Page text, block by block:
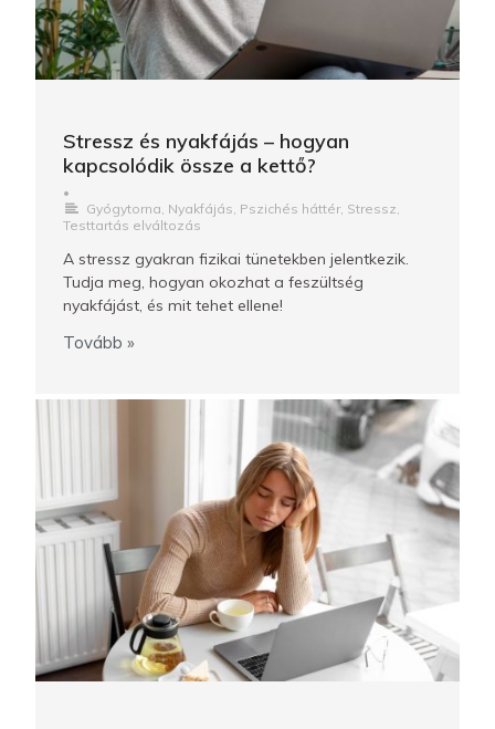
Stressz és nyakfájás – hogyan
kapcsolódik össze a kettő?
•
Gyógytorna Nyakfájás Pszichés háttér Stressz
Testtartás elváltozás
A stressz gyakran fizikai tünetekben jelentkezik.
Tudja meg, hogyan okozhat a feszültség
nyakfájást, és mit tehet ellene!
Tovább »